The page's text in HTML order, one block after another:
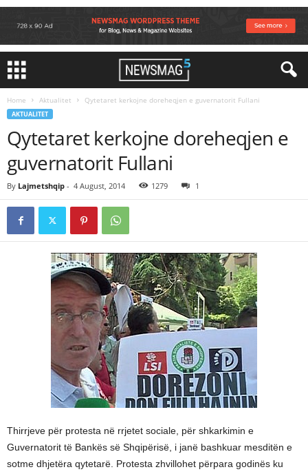
Home Aktualitet Qytetaret kerkojne doreheqjen e guvernatorit Fullani
AKTUALITET
Qytetaret kerkojne doreheqjen e
guvernatorit Fullani
By Lajmetshqip - 4 August, 2014 1279 1
Thirrjeve për protesta në rrjetet sociale, për shkarkimin e
Guvernatorit të Bankës së Shqipërisë, i janë bashkuar mesditën e
sotme dhjetëra qytetarë. Protesta zhvillohet përpara godinës ku